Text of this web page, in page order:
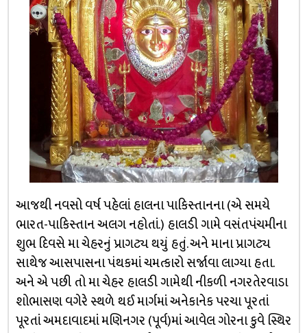
આજથી નવસો વર્ષ પહેલાં હાલના પાકિસ્તાનના (એ સમયે
ભારત-પાકિસ્તાન અલગ નહોતાં.) હાલડી ગામે વસંતપંચમીના
શુભ દિવસે મા ચેહરનું પ્રાગટ્ય થયું હતું. અને માના પ્રાગટ્ય
સાથેજ આસપાસના પંથકમાં ચમત્કારો સર્જાવા લાગ્યા હતા.
અને એ પછી તો મા ચેહર હાલડી ગામેથી નીકળી નગરતેરવાડા
શોભાસણ વગેરે સ્થળે થઈ માર્ગમાં અનેકાનેક પરચા પૂરતાં
પૂરતાં અમદાવાદમાં મણિનગર (પૂર્વ)માં આવેલ ગોરના કુવે સ્થિર